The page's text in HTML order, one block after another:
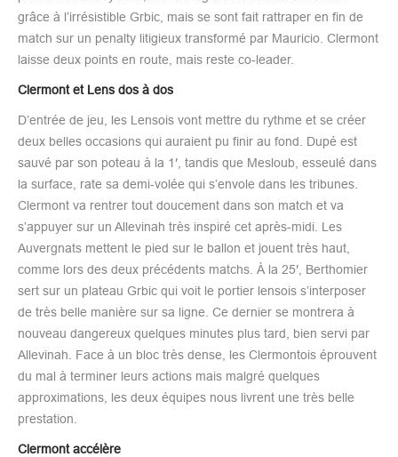
grâce à l’irrésistible Grbic, mais se sont fait rattraper en fin de
match sur un penalty litigieux transformé par Mauricio. Clermont
laisse deux points en route, mais reste co-leader. ​
Clermont et Lens dos à dos
D’entrée de jeu, les Lensois vont mettre du rythme et se créer
deux belles occasions qui auraient pu finir au fond. Dupé est
sauvé par son poteau à la 1′, tandis que Mesloub, esseulé dans
la surface, rate sa demi-volée qui s’envole dans les tribunes.
Clermont va rentrer tout doucement dans son match et va
s’appuyer sur un Allevinah très inspiré cet après-midi. Les
Auvergnats mettent le pied sur le ballon et jouent très haut,
comme lors des deux précédents matchs. À la 25′, Berthomier
sert sur un plateau Grbic qui voit le portier lensois s’interposer
de très belle manière sur sa ligne. Ce dernier se montrera à
nouveau dangereux quelques minutes plus tard, bien servi par
Allevinah. Face à un bloc très dense, les Clermontois éprouvent
du mal à terminer leurs actions mais malgré quelques
approximations, les deux équipes nous livrent une très belle
prestation.
Clermont accélère